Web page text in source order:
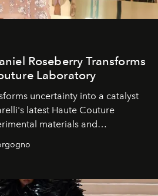
Roseberry Transforms
Laboratory
uncertainty into a catalyst
latest Haute Couture
materials and
forge a new territory between
art.